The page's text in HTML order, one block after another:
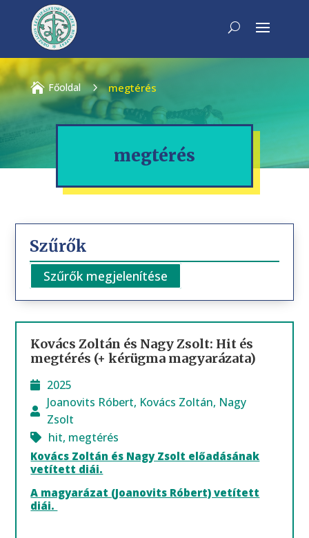
 Főoldal 5 megtérés
megtérés
Kovács Zoltán és Nagy Zsolt: Hit és
megtérés (+ kérügma magyarázata)
2025
Joanovits Róbert, Kovács Zoltán, Nagy
Zsolt
hit, megtérés
Kovács Zoltán és Nagy Zsolt előadásának
vetített diái.
A magyarázat (Joanovits Róbert) vetített
diái.
Szűrők
Szűrők megjelenítése